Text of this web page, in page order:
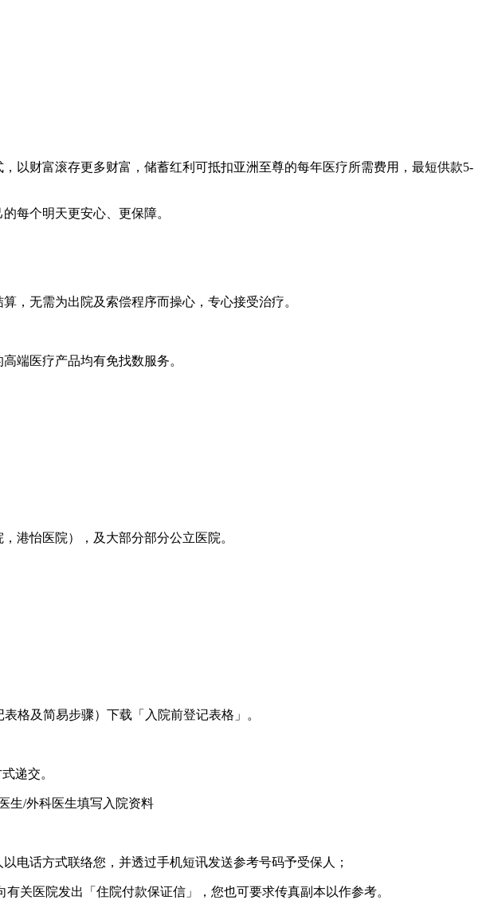
以财富滚存更多财富，储蓄红利可抵扣亚洲至尊的每年医疗所需费用，最短供款5-
每个明天更安心、更保障。
，无需为出院及索偿程序而操心，专心接受治疗。
端医疗产品均有免找数服务。
港怡医院），及大部分部分公立医院。
格及简易步骤）下载「入院前登记表格」。
式递交。
生/外科医生填写入院资料
电话方式联络您，并透过手机短讯发送参考号码予受保人；
关医院发出「住院付款保证信」，您也可要求传真副本以作参考。